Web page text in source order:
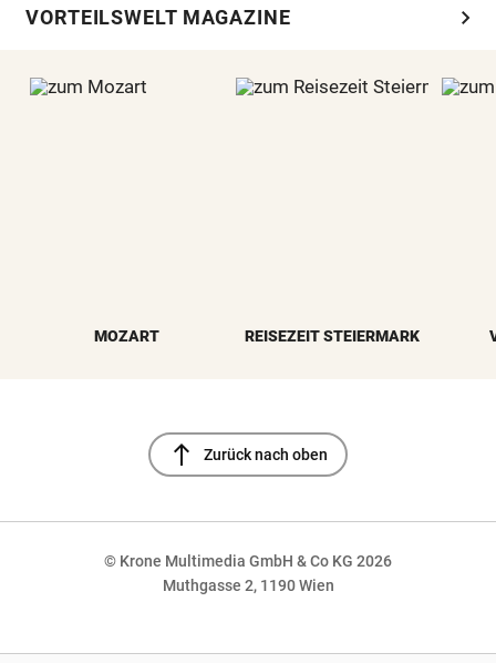
VORTEILSWELT MAGAZINE chevron_right
MOZART REISEZEIT STEIERMARK
north Zurück nach oben
© Krone Multimedia GmbH & Co KG 2026
Muthgasse 2, 1190 Wien